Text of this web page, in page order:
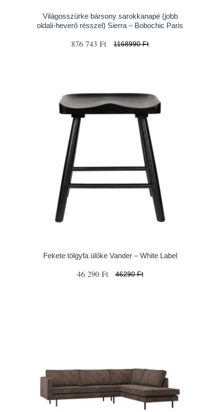
Világosszürke bársony sarokkanapé (jobb
oldali-heverő résszel) Sierra – Bobochic Paris
876 743 Ft 1168990 Ft
Fekete tölgyfa ülőke Vander – White Label
46 290 Ft 46290 Ft